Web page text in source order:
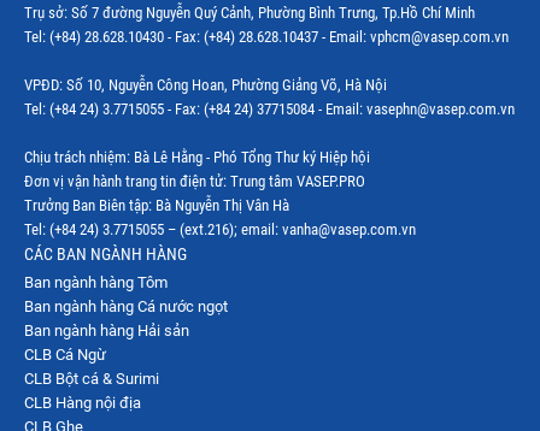
Thị trường Indonesia
Thị trường Mỹ
Thị trường Nga
Thị trường Hàn Quốc
Thị trường Nhật Bản
Thị trường Thái Lan
Thị trường Trung Quốc
Thị trường Philippines
Thị trường Tây Ban Nha
Trụ sở: Số 7 đường Nguyễn Quý Cảnh, Phường Bình Trưng, Tp.Hồ Chí Minh
Tel: (+84) 28.628.10430 - Fax: (+84) 28.628.10437 - Email: vphcm@vasep.com.vn
VPĐD: Số 10, Nguyễn Công Hoan, Phường Giảng Võ, Hà Nội
Tel: (+84 24) 3.7715055 - Fax: (+84 24) 37715084 - Email: vasephn@vasep.com.vn
Chịu trách nhiệm: Bà Lê Hằng - Phó Tổng Thư ký Hiệp hội
Đơn vị vận hành trang tin điện tử: Trung tâm VASEP.PRO
Trưởng Ban Biên tập: Bà Nguyễn Thị Vân Hà
Tel: (+84 24) 3.7715055 – (ext.216); email: vanha@vasep.com.vn
CÁC BAN NGÀNH HÀNG
Ban ngành hàng Tôm
Ban ngành hàng Cá nước ngọt
Ban ngành hàng Hải sản
CLB Cá Ngừ
CLB Bột cá & Surimi
CLB Hàng nội địa
CLB Ghẹ